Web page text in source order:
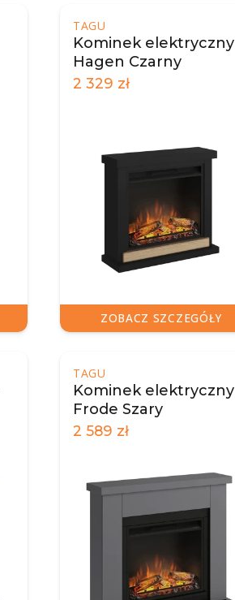
TAGU
Kominek elektryczny
Hagen Czarny
2 329 zł
ZOBACZ SZCZEGÓŁY
TAGU
Kominek elektryczny
Frode Szary
2 589 zł